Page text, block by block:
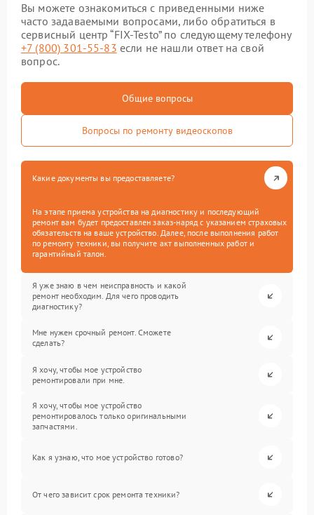
Вы можете ознакомиться с приведенными ниже
часто задаваемыми вопросами, либо обратиться в
сервисный центр “FIX-Testo” по следующему телефону
+7 (800) 301-55-83 если не нашли ответ на свой
вопрос.
Общие вопросы
Вопросы по ремонту видеоскопов
Какие документы вы предоставляете?
На этапе приема устройства на диагностику и последующий
ремонт вам будет предоставлен заказ-наряд с указанием страховых
обязательств на ваше устройство. Далее, после выполнения работ
по ремонту техники, вы получите акт выполненных работ и
гарантийный талон.
Я уже знаю в чем неисправность и какой
ремонт необходим. Для чего проводить
диагностику?
Мне нужен срочный ремонт. Сможете
сделать?
Я хочу, чтобы мое устройство
ремонтировали при мне.
Я хочу, чтобы мое устройство
ремонтировалось только оригинальными
запчастями.
Как я узнаю, что мое устройство готово?
От чего зависит срок ремонта техники?